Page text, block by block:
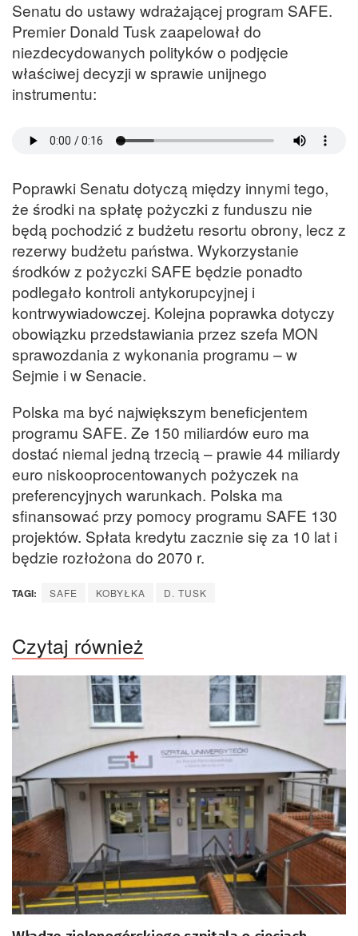
Senatu do ustawy wdrażającej program SAFE.
Premier Donald Tusk zaapelował do
niezdecydowanych polityków o podjęcie
właściwej decyzji w sprawie unijnego
instrumentu:
Poprawki Senatu dotyczą między innymi tego,
że środki na spłatę pożyczki z funduszu nie
będą pochodzić z budżetu resortu obrony, lecz z
rezerwy budżetu państwa. Wykorzystanie
środków z pożyczki SAFE będzie ponadto
podlegało kontroli antykorupcyjnej i
kontrwywiadowczej. Kolejna poprawka dotyczy
obowiązku przedstawiania przez szefa MON
sprawozdania z wykonania programu – w
Sejmie i w Senacie.
Polska ma być największym beneficjentem
programu SAFE. Ze 150 miliardów euro ma
dostać niemal jedną trzecią – prawie 44 miliardy
euro niskooprocentowanych pożyczek na
preferencyjnych warunkach. Polska ma
sfinansować przy pomocy programu SAFE 130
projektów. Spłata kredytu zacznie się za 10 lat i
będzie rozłożona do 2070 r.
TAGI: SAFE KOBYŁKA D. TUSK
Czytaj również